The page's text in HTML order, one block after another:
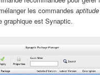
les commandesaptitude
graphique est Synaptic.